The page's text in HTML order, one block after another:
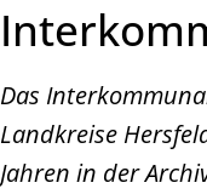
Das
Landkreise
Jahren in der